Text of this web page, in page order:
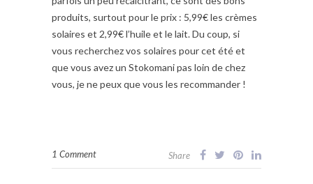
produits, surtout pour le prix : 5,99€ les crèmes
solaires et 2,99€ l’huile et le lait. Du coup, si
vous recherchez vos solaires pour cet été et
que vous avez un Stokomani pas loin de chez
vous, je ne peux que vous les recommander !
1 Comment Share